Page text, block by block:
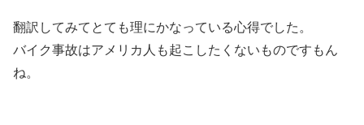
翻訳してみてとても理にかなっている心得でした。
バイク事故はアメリカ人も起こしたくないものですもん
ね。